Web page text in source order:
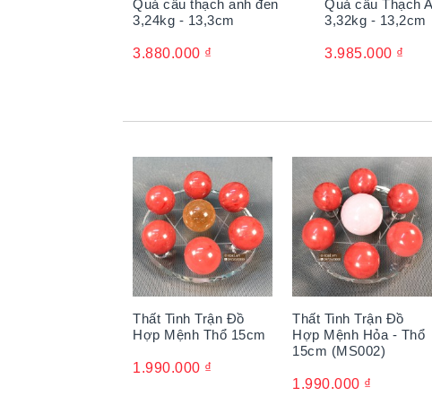
Năng lượng của Thạch Anh Đen đặc biệt
việc được cho là giúp cân bằng năng lượng,
Quả cầu thạch anh đen
3,24kg - 13,3cm
3.880.000 ₫
Quả cầu Thạch
3,32kg - 13,2cm
3.985.000 ₫
Thất Tinh Trận Đồ
Hợp Mệnh Thổ 15cm
1.990.000 ₫
Thất Tinh Trận Đồ
Hợp Mệnh Hỏa - Thổ
15cm (MS002)
1.990.000 ₫